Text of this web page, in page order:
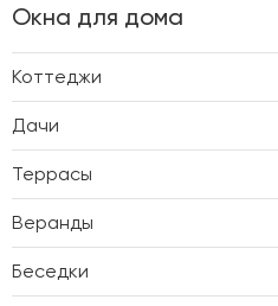
Окна для дома
Коттеджи
Дачи
Террасы
Веранды
Беседки